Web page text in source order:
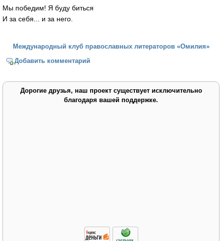
Мы победим! Я буду биться
И за себя... и за него.
Международный клуб православных литераторов «Омилия»
Добавить комментарий
Дорогие друзья, наш проект существует исключительно
благодаря вашей поддержке.